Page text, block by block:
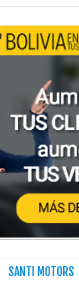
SANTI MOTORS